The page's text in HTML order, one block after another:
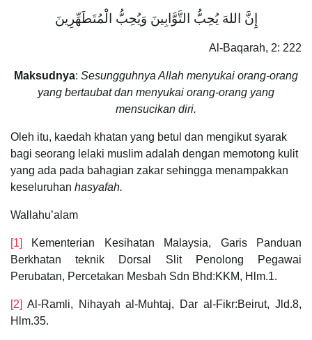
إِنَّ اللهَ يُحِبُّ التَّوَّابِينَ وَيُحِبُّ الْمُتَطَهِّرِينَ
Al-Baqarah, 2: 222
Maksudnya: Sesungguhnya Allah menyukai orang-orang
yang bertaubat dan menyukai orang-orang yang
mensucikan diri.
Oleh itu, kaedah khatan yang betul dan mengikut syarak
bagi seorang lelaki muslim adalah dengan memotong kulit
yang ada pada bahagian zakar sehingga menampakkan
keseluruhan hasyafah.
Wallahu’alam
[1]
Kementerian Kesihatan Malaysia, Garis Panduan
Berkhatan teknik Dorsal Slit Penolong Pegawai
Perubatan, Percetakan Mesbah Sdn Bhd:KKM, Hlm.1.
[2] Al-Ramli, Nihayah al-Muhtaj, Dar al-Fikr:Beirut, Jld.8,
Hlm.35.